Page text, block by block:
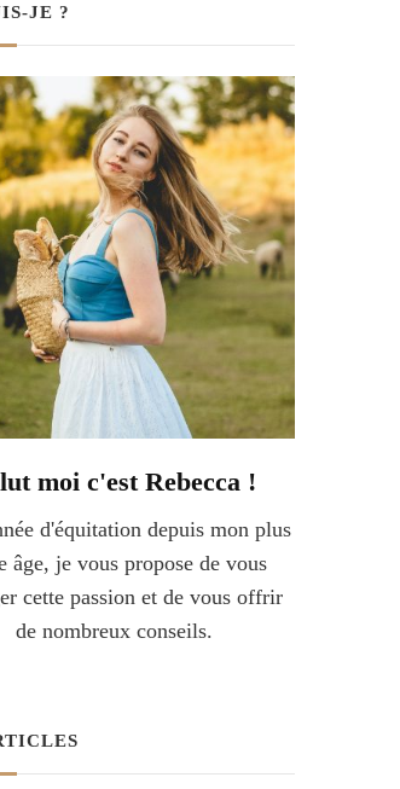
JE ?
moi c'est Rebecca !
d'équitation depuis mon plus
âge, je vous propose de vous
cette passion et de vous offrir
de nombreux conseils.